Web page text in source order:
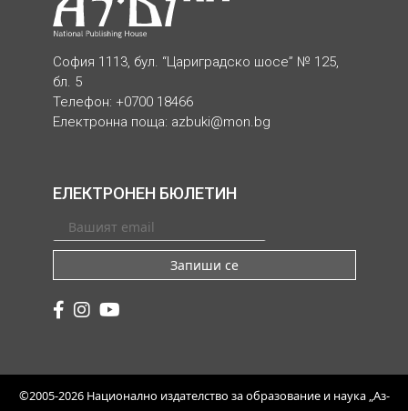
София 1113, бул. “Цариградско шосе” № 125,
бл. 5
Телефон: +0700 18466
Електронна поща: azbuki@mon.bg
ЕЛЕКТРОНЕН БЮЛЕТИН
Запиши се
©2005-2026 Национално издателство за образование и наука „Аз-